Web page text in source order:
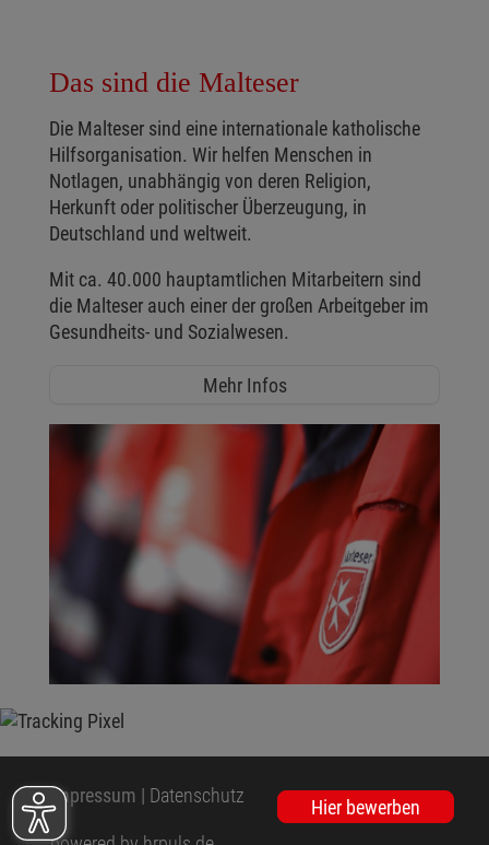
Hier bewerben
Das sind die Malteser
Die Malteser sind eine internationale katholische
Hilfsorganisation. Wir helfen Menschen in
Notlagen, unabhängig von deren Religion,
Herkunft oder politischer Überzeugung, in
Deutschland und weltweit.
Mit ca. 40.000 hauptamtlichen Mitarbeitern sind
die Malteser auch einer der großen Arbeitgeber im
Gesundheits- und Sozialwesen.
Mehr Infos
Impressum | Datenschutz